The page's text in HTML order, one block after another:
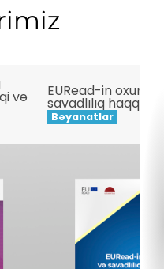
və EURead-in oxuma
savadlılıq
Bəyanatlar